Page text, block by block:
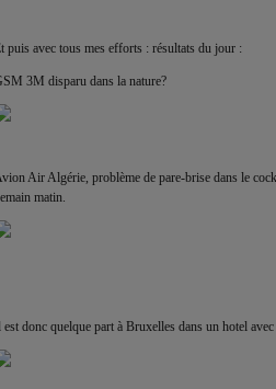
puis avec tous mes efforts : résultats du jour :
3M disparu dans la nature?
Air Algérie, problème de pare-brise dans le
matin.
est donc quelque part à Bruxelles dans un hotel